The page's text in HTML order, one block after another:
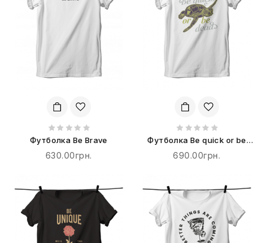
Футболка Be Brave
630.00грн.
Футболка Be quick or be
dead
690.00грн.